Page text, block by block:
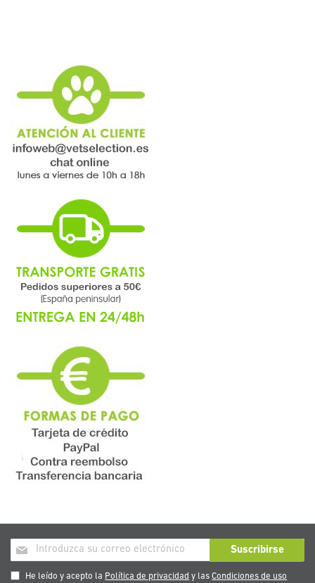
Inscríbase
a
nuestro
Suscribirse
He leído y acepto la Política de privacidad y lasCondiciones de uso